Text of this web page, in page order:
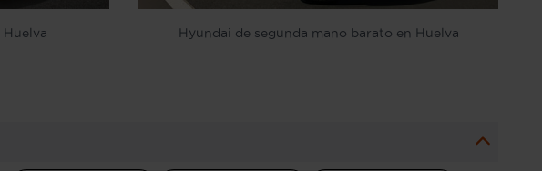
Hyundai de segunda mano barato en Huelva